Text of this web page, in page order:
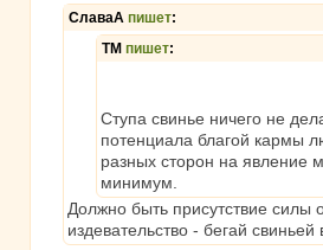
СлаваА пишет:
ТМ пишет:
Ступа свинье ничего не
потенциала благой кармы
разных сторон на явление
минимум.
Должно быть присутствие силы
издевательство - бегай